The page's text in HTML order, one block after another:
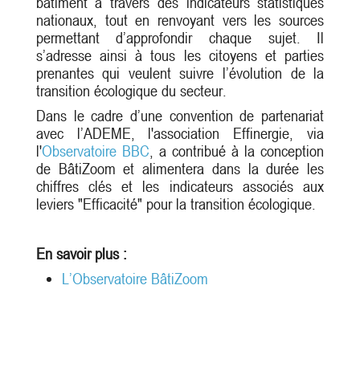
nationaux, tout en renvoyant vers les sources
permettant d’approfondir chaque sujet. Il
s’adresse ainsi à tous les citoyens et parties
prenantes qui veulent suivre l’évolution de la
transition écologique du secteur.
Dans le cadre d’une convention de partenariat
avec l’ADEME, l'association Effinergie, via
l'Observatoire BBC, a contribué à la conception
de BâtiZoom et alimentera dans la durée les
chiffres clés et les indicateurs associés aux
leviers "Efficacité" pour la transition écologique.
En savoir plus :
L’Observatoire BâtiZoom